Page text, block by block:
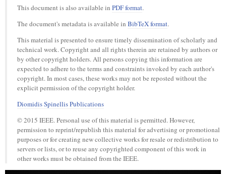
This document is also available in PDF format.
The document's metadata is available in BibTeX format.
This material is presented to ensure timely dissemination of scholarly and
technical work. Copyright and all rights therein are retained by authors or
by other copyright holders. All persons copying this information are
expected to adhere to the terms and constraints invoked by each author's
copyright. In most cases, these works may not be reposted without the
explicit permission of the copyright holder.
Diomidis Spinellis Publications
© 2015 IEEE. Personal use of this material is permitted. However,
permission to reprint/republish this material for advertising or promotional
purposes or for creating new collective works for resale or redistribution to
servers or lists, or to reuse any copyrighted component of this work in
other works must be obtained from the IEEE.